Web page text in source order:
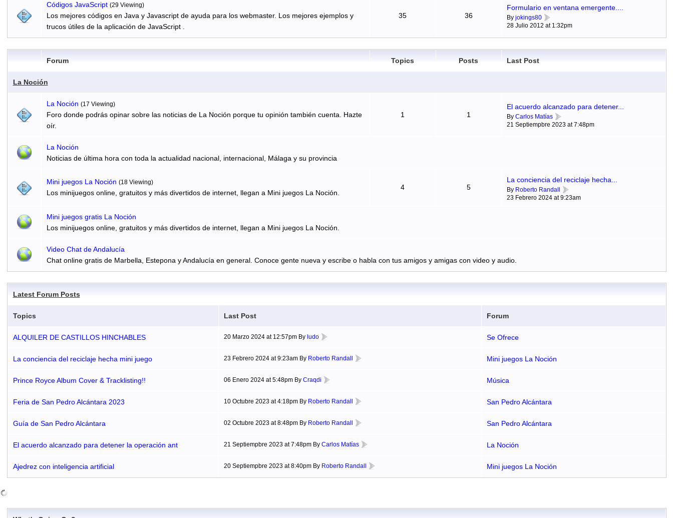
Códigos JavaScript (29 Viewing)
Los mejores códigos en Java y Javascript de ayuda para los webmaster. Los mejores ejemplos y
trucos útiles de la aplicación de JavaScript .
35 36
Formulario en ventana emergente....
By jokings80
28 Julio 2012 at 1:32pm
Forum Topics Posts Last Post
La Noción
La Noción (17 Viewing)
Foro donde podrás opinar sobre las noticias de La Noción porque tu opinión también cuenta. Hazte
oír.
1 1
El acuerdo alcanzado para detener...
By Carlos Matías
21 Septiempbre 2023 at 7:48pm
La Noción
Noticias de última hora con toda la actualidad nacional, internacional, Málaga y su provincia
Mini juegos La Noción (18 Viewing)
Los minijuegos online, gratuitos y más divertidos de internet, llegan a Mini juegos La Noción.
4 5
La conciencia del reciclaje hecha...
By Roberto Randall
23 Febrero 2024 at 9:23am
Mini juegos gratis La Noción
Los minijuegos online, gratuitos y más divertidos de internet, llegan a Mini juegos La Noción.
Video Chat de Andalucía
Chat online gratis de Marbella, Estepona y Andalucía en general. Conoce gente nueva y escribe o habla con tus amigos y amigas con video y audio.
Latest Forum Posts
Topics Last Post Forum
ALQUILER DE CASTILLOS HINCHABLES 20 Marzo 2024 at 12:57pm By ludo Se Ofrece
La conciencia del reciclaje hecha mini juego 23 Febrero 2024 at 9:23am By Roberto Randall Mini juegos La Noción
Prince Royce Album Cover & Tracklisting!! 06 Enero 2024 at 5:48pm By Craqdi Música
Feria de San Pedro Alcántara 2023 10 Octubre 2023 at 4:18pm By Roberto Randall San Pedro Alcántara
Guía de San Pedro Alcántara 02 Octubre 2023 at 8:48pm By Roberto Randall San Pedro Alcántara
El acuerdo alcanzado para detener la operación ant 21 Septiempbre 2023 at 7:48pm By Carlos Matías La Noción
Ajedrez con inteligencia artificial 20 Septiempbre 2023 at 8:40pm By Roberto Randall Mini juegos La Noción